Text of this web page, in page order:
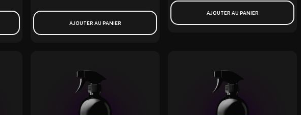
AJOUTER AU PANIER
AJOUTER AU PANIER